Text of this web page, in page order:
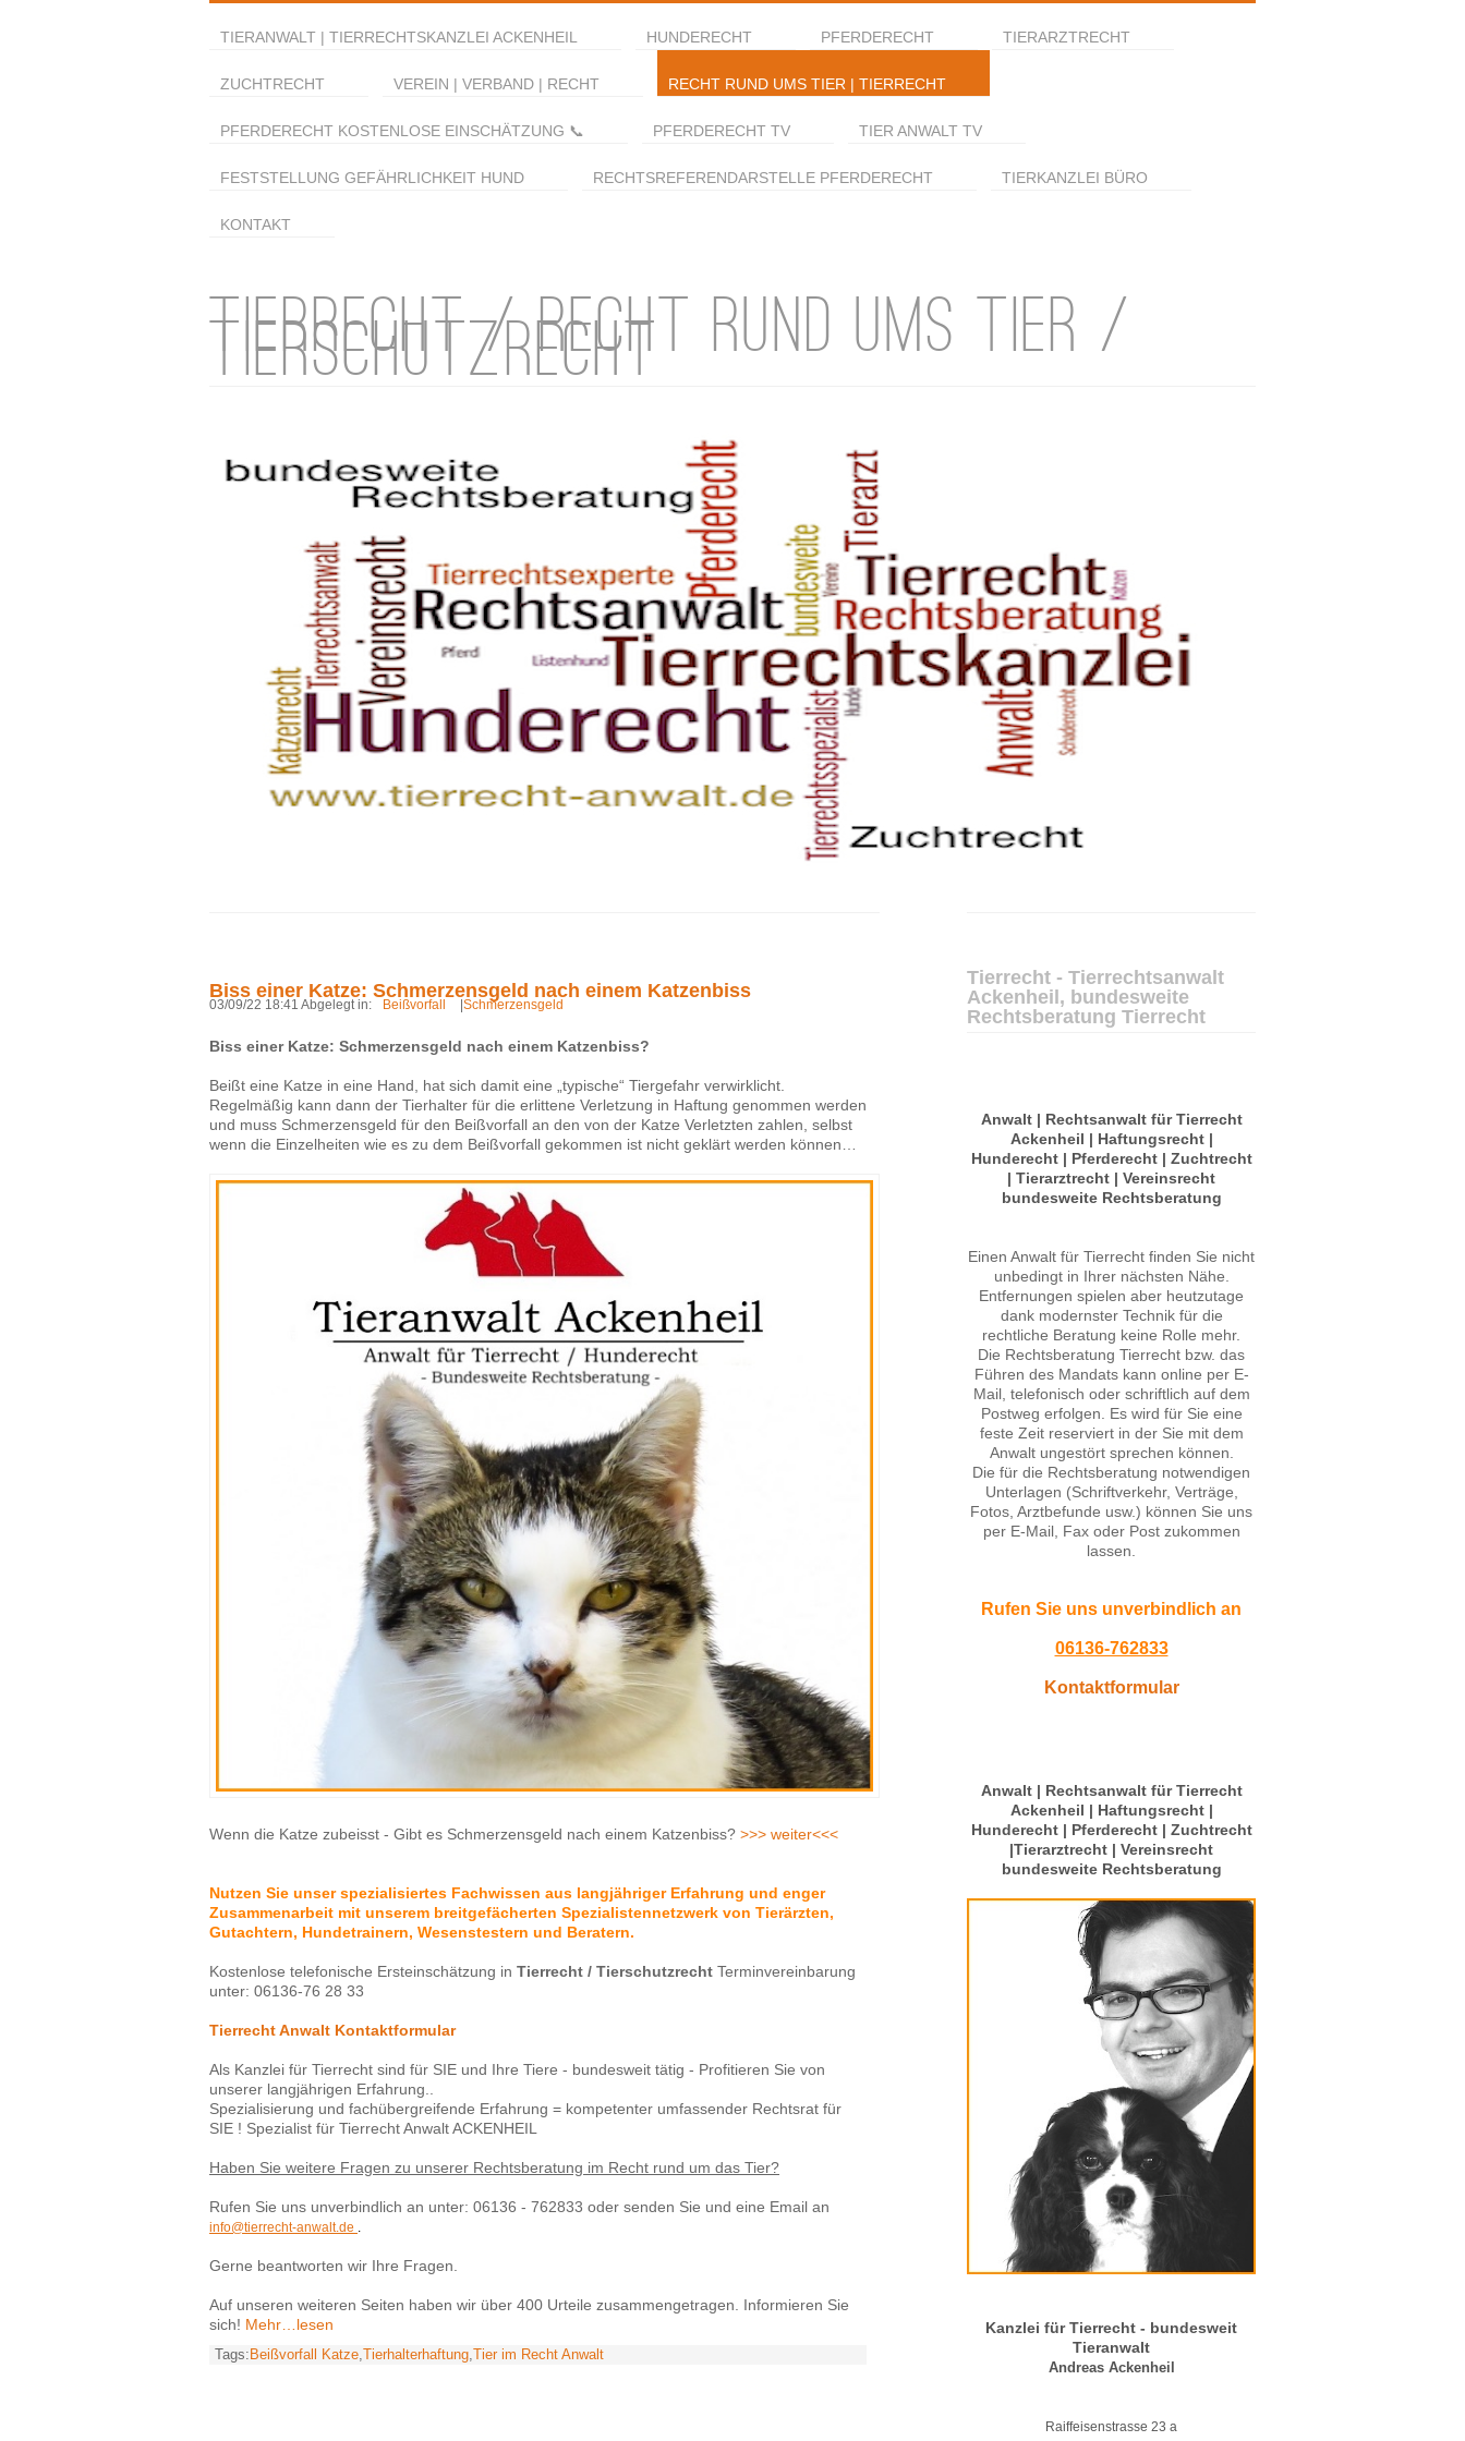
TIERANWALT | TIERRECHTSKANZLEI ACKENHEIL HUNDERECHT PFERDERECHT TIERARZTRECHT
ZUCHTRECHT VEREIN | VERBAND | RECHT RECHT RUND UMS TIER | TIERRECHT
PFERDERECHT KOSTENLOSE EINSCHÄTZUNG 📞 PFERDERECHT TV TIER ANWALT TV
FESTSTELLUNG GEFÄHRLICHKEIT HUND RECHTSREFERENDARSTELLE PFERDERECHT TIERKANZLEI BÜRO
KONTAKT
TIERRECHT / RECHT RUND UMS TIER /
TIERSCHUTZRECHT
Biss einer Katze: Schmerzensgeld nach einem Katzenbiss
03/09/22 18:41 Abgelegt in: Beißvorfall Schmerzensgeld
Biss einer Katze: Schmerzensgeld nach einem Katzenbiss?
Beißt eine Katze in eine Hand, hat sich damit eine „typische“ Tiergefahr verwirklicht.
Regelmäßig kann dann der Tierhalter für die erlittene Verletzung in Haftung genommen werden
und muss Schmerzensgeld für den Beißvorfall an den von der Katze Verletzten zahlen, selbst
wenn die Einzelheiten wie es zu dem Beißvorfall gekommen ist nicht geklärt werden können…
Wenn die Katze zubeisst - Gibt es Schmerzensgeld nach einem Katzenbiss? >>> weiter<<<
Nutzen Sie unser spezialisiertes Fachwissen aus langjähriger Erfahrung und enger
Zusammenarbeit mit unserem breitgefächerten Spezialistennetzwerk von Tierärzten,
Gutachtern, Hundetrainern, Wesenstestern und Beratern.
Kostenlose telefonische Ersteinschätzung in Tierrecht / Tierschutzrecht Terminvereinbarung
unter: 06136-76 28 33
Tierrecht Anwalt Kontaktformular
Als Kanzlei für Tierrecht sind für SIE und Ihre Tiere - bundesweit tätig - Profitieren Sie von
unserer langjährigen Erfahrung..
Spezialisierung und fachübergreifende Erfahrung = kompetenter umfassender Rechtsrat für
SIE ! Spezialist für Tierrecht Anwalt ACKENHEIL
Haben Sie weitere Fragen zu unserer Rechtsberatung im Recht rund um das Tier?
Rufen Sie uns unverbindlich an unter: 06136 - 762833 oder senden Sie und eine Email an
info@tierrecht-anwalt.de .
Gerne beantworten wir Ihre Fragen.
Auf unseren weiteren Seiten haben wir über 400 Urteile zusammengetragen. Informieren Sie
sich! Mehr…lesen
Tags: Beißvorfall Katze, Tierhalterhaftung, Tier im Recht Anwalt
Tierrecht - Tierrechtsanwalt
Ackenheil, bundesweite
Rechtsberatung Tierrecht
Anwalt | Rechtsanwalt für Tierrecht
Ackenheil | Haftungsrecht |
Hunderecht | Pferderecht | Zuchtrecht
| Tierarztrecht | Vereinsrecht
bundesweite Rechtsberatung
Einen Anwalt für Tierrecht finden Sie nicht
unbedingt in Ihrer nächsten Nähe.
Entfernungen spielen aber heutzutage
dank modernster Technik für die
rechtliche Beratung keine Rolle mehr.
Die Rechtsberatung Tierrecht bzw. das
Führen des Mandats kann online per E-
Mail, telefonisch oder schriftlich auf dem
Postweg erfolgen. Es wird für Sie eine
feste Zeit reserviert in der Sie mit dem
Anwalt ungestört sprechen können.
Die für die Rechtsberatung notwendigen
Unterlagen (Schriftverkehr, Verträge,
Fotos, Arztbefunde usw.) können Sie uns
per E-Mail, Fax oder Post zukommen
lassen.
Rufen Sie uns unverbindlich an
06136-762833
Kontaktformular
Anwalt | Rechtsanwalt für Tierrecht
Ackenheil | Haftungsrecht |
Hunderecht | Pferderecht | Zuchtrecht
|Tierarztrecht | Vereinsrecht
bundesweite Rechtsberatung
Kanzlei für Tierrecht - bundesweit
Tieranwalt
Andreas Ackenheil
Raiffeisenstrasse 23 a